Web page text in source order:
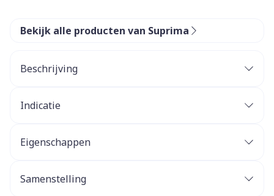
Bekijk alle producten van Suprima
Beschrijving
Indicatie
Eigenschappen
Samenstelling